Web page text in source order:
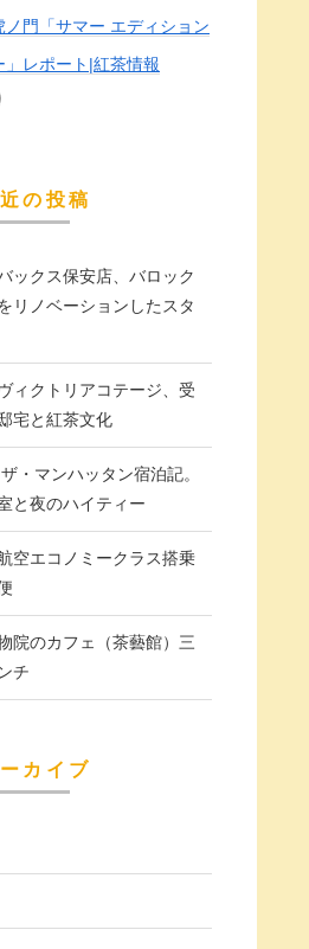
門「サマー エディション
レポート|紅茶情報
の投稿
ックス保安店、バロック
リノベーションしたスタ
ィクトリアコテージ、受
宅と紅茶文化
・マンハッタン宿泊記。
と夜のハイティー
空エコノミークラス搭乗
院のカフェ（茶藝館）三
チ
カイブ